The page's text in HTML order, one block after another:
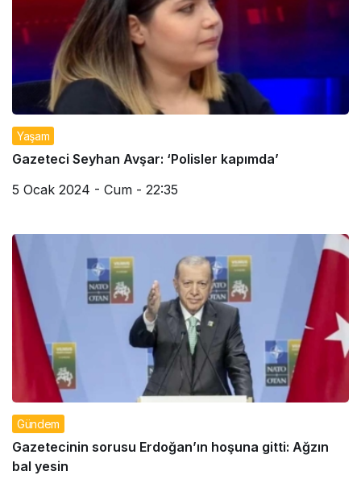
Yaşam
Gazeteci Seyhan Avşar: ‘Polisler kapımda’
5 Ocak 2024 - Cum - 22:35
Gündem
Gazetecinin sorusu Erdoğan’ın hoşuna gitti: Ağzın
bal yesin